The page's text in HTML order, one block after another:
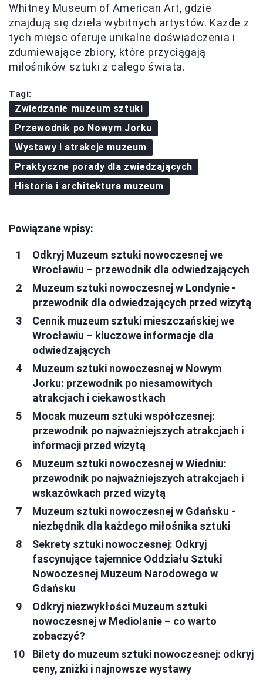
Whitney Museum of American Art, gdzie
znajdują się dzieła wybitnych artystów. Każde z
tych miejsc oferuje unikalne doświadczenia i
zdumiewające zbiory, które przyciągają
miłośników sztuki z całego świata.
Tagi:
Zwiedzanie muzeum sztuki
Przewodnik po Nowym Jorku
Wystawy i atrakcje muzeum
Praktyczne porady dla zwiedzających
Historia i architektura muzeum
Powiązane wpisy:
Odkryj Muzeum sztuki nowoczesnej we
Wrocławiu – przewodnik dla odwiedzających
Muzeum sztuki nowoczesnej w Londynie -
przewodnik dla odwiedzających przed wizytą
Cennik muzeum sztuki mieszczańskiej we
Wrocławiu – kluczowe informacje dla
odwiedzających
Muzeum sztuki nowoczesnej w Nowym
Jorku: przewodnik po niesamowitych
atrakcjach i ciekawostkach
Mocak muzeum sztuki współczesnej:
przewodnik po najważniejszych atrakcjach i
informacji przed wizytą
Muzeum sztuki nowoczesnej w Wiedniu:
przewodnik po najważniejszych atrakcjach i
wskazówkach przed wizytą
Muzeum sztuki nowoczesnej w Gdańsku -
niezbędnik dla każdego miłośnika sztuki
Sekrety sztuki nowoczesnej: Odkryj
fascynujące tajemnice Oddziału Sztuki
Nowoczesnej Muzeum Narodowego w
Gdańsku
Odkryj niezwykłości Muzeum sztuki
nowoczesnej w Mediolanie – co warto
zobaczyć?
Bilety do muzeum sztuki nowoczesnej: odkryj
ceny, zniżki i najnowsze wystawy